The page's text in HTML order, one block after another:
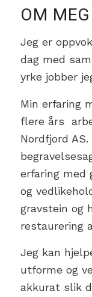
OM MEG
Jeg er
dag med
yrke jobber
Min erfaring
flere års
Nordfjord
erfaring med
og
gravstein og
restaurering
Jeg kan
utforme og
akkurat slik